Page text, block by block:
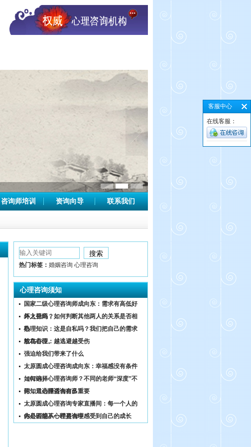
咨询师培训 资询向导 联系我们
热门标签： 婚姻咨询 心理咨询
心理咨询须知
国家二级心理咨询师成向东：需求有高低好
坏之分吗？
外人视角，如何判断其他两人的关系是否相
熟
心理知识：这是自私吗？我们把自己的需求
放在首位。
鸵鸟心理：越逃避越受伤
强迫给我们带来了什么
太原圆成心理咨询成向东：幸福感没有条件
（0204）
如何选择心理咨询师？不同的老师“深度”不
同，只选择适合自己
你知道心理咨询有多重要
太原圆成心理咨询专家直播间：每一个人的
内心困惑不一样是合理
你是否能从心理咨询中感受到自己的成长
客服中心
在线客服：